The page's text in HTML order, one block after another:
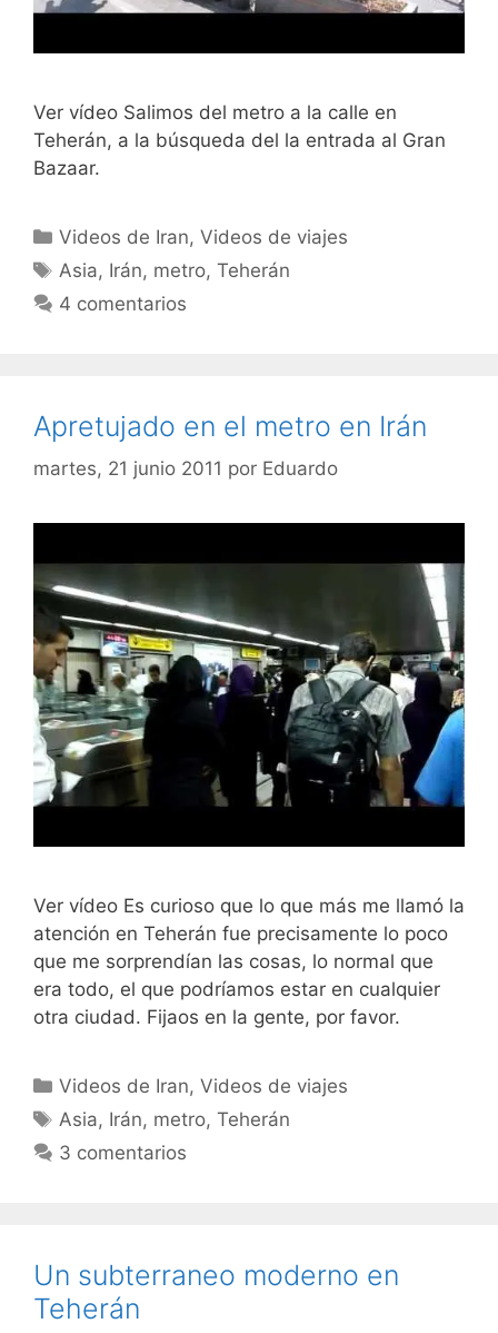
Ver vídeo Salimos del metro a la calle en
Teherán, a la búsqueda del la entrada al Gran
Bazaar.
Categorías
Videos de Iran,Videos de viajes
Etiquetas
Asia, Irán, metro,Teherán
4 comentarios
Apretujado en el metro en Irán
martes, 21 junio 2011 por Eduardo
Ver vídeo Es curioso que lo que más me llamó la
atención en Teherán fue precisamente lo poco
que me sorprendían las cosas, lo normal que
era todo, el que podríamos estar en cualquier
otra ciudad. Fijaos en la gente, por favor.
Categorías
Videos de Iran,Videos de viajes
Etiquetas
Asia, Irán, metro,Teherán
3 comentarios
Un subterraneo moderno en
Teherán